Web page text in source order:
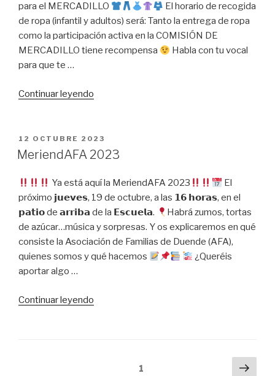
para el MERCADILLO
El horario de recogida
de ropa (infantil y adultos) será: Tanto la entrega de ropa
como la participación activa en la COMISIÓN DE
MERCADILLO tiene recompensa
Habla con tu vocal
para que te …
Continuar leyendo
2023»
PUBLICADO
EL
12 OCTUBRE 2023
MeriendAFA 2023
Ya está aquí la MeriendAFA 2023
El
próximo 𝗷𝘂𝗲𝘃𝗲𝘀, 19 de octubre, a las 𝟭𝟲 𝗵𝗼𝗿𝗮𝘀, en el
𝗽𝗮𝘁𝗶𝗼 de 𝗮𝗿𝗿𝗶𝗯𝗮 de la 𝗘𝘀𝗰𝘂𝗲𝗹𝗮.⁣
Habrá zumos, tortas
de azúcar…música y sorpresas. Y os explicaremos en qué
consiste la Asociación de Familias de Duende (AFA),
quienes somos y qué hacemos
¿Queréis
aportar algo …
Continuar leyendo
1